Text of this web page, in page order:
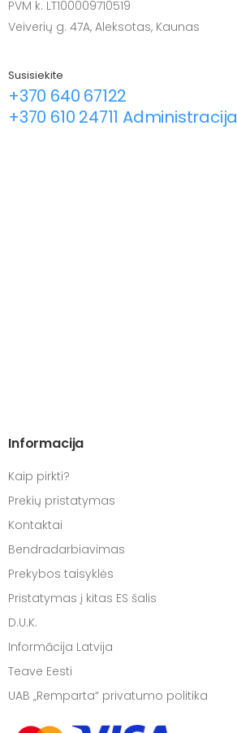
PVM k. LT100009710519
Veiverių g. 47A, Aleksotas, Kaunas
Susisiekite
+370 640 67122
+370 610 24711 Administracija
Informacija
Kaip pirkti?
Prekių pristatymas
Kontaktai
Bendradarbiavimas
Prekybos taisyklės
Pristatymas į kitas ES šalis
D.U.K.
Informācija Latvija
Teave Eesti
UAB „Remparta“ privatumo politika